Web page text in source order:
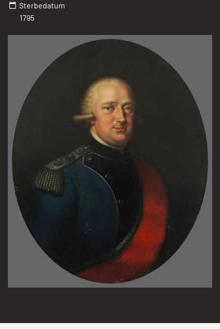
Sterbedatum
1795